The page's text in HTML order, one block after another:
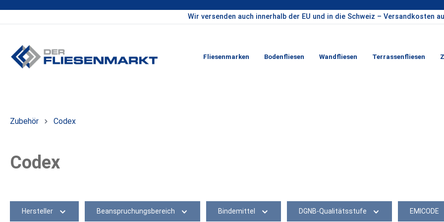
Wir versenden auch innerhalb der EU und in die Schweiz – Versandkosten
Fliesenmarken Bodenfliesen Wandfliesen Terrassenfliesen
Zubehör Codex
Codex
Hersteller Beanspruchungsbereich Bindemittel DGNB-Qualitätsstufe EMICODE